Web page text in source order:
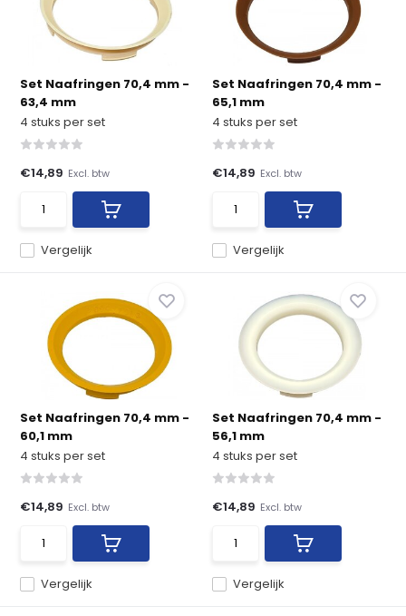
Set Naafringen 70,4 mm -
63,4 mm
4 stuks per set
Vergelijk
€14,89 Excl. btw
Set Naafringen 70,4 mm -
65,1 mm
4 stuks per set
Vergelijk
€14,89 Excl. btw
Set Naafringen 70,4 mm -
60,1 mm
4 stuks per set
Vergelijk
€14,89 Excl. btw
Set Naafringen 70,4 mm -
56,1 mm
4 stuks per set
Vergelijk
€14,89 Excl. btw